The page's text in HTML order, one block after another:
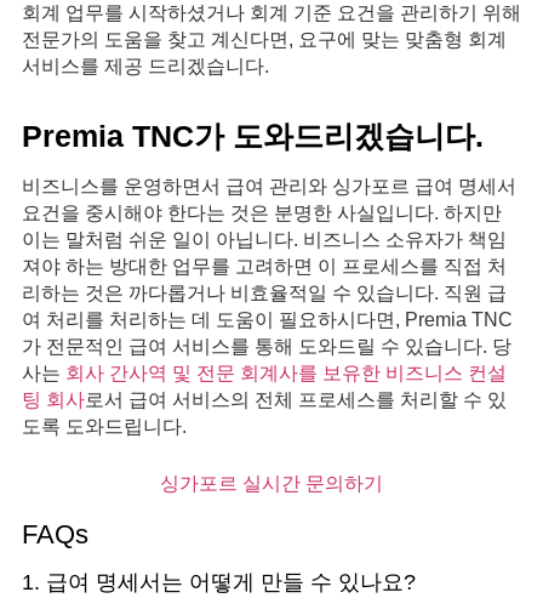
회계 업무를 시작하셨거나 회계 기준 요건을 관리하기 위해
전문가의 도움을 찾고 계신다면, 요구에 맞는 맞춤형 회계
서비스를 제공 드리겠습니다.
Premia TNC가 도와드리겠습니다.
비즈니스를 운영하면서 급여 관리와 싱가포르 급여 명세서
요건을 중시해야 한다는 것은 분명한 사실입니다. 하지만
이는 말처럼 쉬운 일이 아닙니다. 비즈니스 소유자가 책임
져야 하는 방대한 업무를 고려하면 이 프로세스를 직접 처
리하는 것은 까다롭거나 비효율적일 수 있습니다. 직원 급
여 처리를 처리하는 데 도움이 필요하시다면, Premia TNC
가 전문적인 급여 서비스를 통해 도와드릴 수 있습니다. 당
사는 회사 간사역 및 전문 회계사를 보유한 비즈니스 컨설
팅 회사로서 급여 서비스의 전체 프로세스를 처리할 수 있
도록 도와드립니다.
싱가포르 실시간 문의하기
FAQs
1. 급여 명세서는 어떻게 만들 수 있나요?